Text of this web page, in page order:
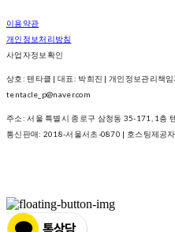
이용약관
개인정보처리방침
사업자정보확인
상호: 텐타클 | 대표: 박희진 | 개인정보관리책
tentacle_p@naver.com
주소: 서울 특별시 종로구 삼청동 35-171, 1층
통신판매: 2018-서울서초-0870 | 호스팅제공